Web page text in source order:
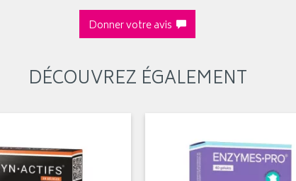
Donner votre avis
DÉCOUVREZ ÉGALEMENT